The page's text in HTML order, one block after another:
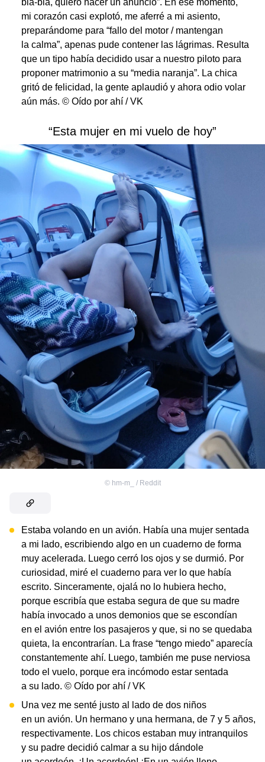
bla-bla, quiero hacer un anuncio”. En ese momento,
mi corazón casi explotó, me aferré a mi asiento,
preparándome para “fallo del motor / mantengan
la calma”, apenas pude contener las lágrimas. Resulta
que un tipo había decidido usar a nuestro piloto para
proponer matrimonio a su “media naranja”. La chica
gritó de felicidad, la gente aplaudió y ahora odio volar
aún más. © Oído por ahí / VK
“Esta mujer en mi vuelo de hoy”
© hm-m_ / Reddit
Estaba volando en un avión. Había una mujer sentada
a mi lado, escribiendo algo en un cuaderno de forma
muy acelerada. Luego cerró los ojos y se durmió. Por
curiosidad, miré el cuaderno para ver lo que había
escrito. Sinceramente, ojalá no lo hubiera hecho,
porque escribía que estaba segura de que su madre
había invocado a unos demonios que se escondían
en el avión entre los pasajeros y que, si no se quedaba
quieta, la encontrarían. La frase “tengo miedo” aparecía
constantemente ahí. Luego, también me puse nerviosa
todo el vuelo, porque era incómodo estar sentada
a su lado. © Oído por ahí / VK
Una vez me senté justo al lado de dos niños
en un avión. Un hermano y una hermana, de 7 y 5 años,
respectivamente. Los chicos estaban muy intranquilos
y su padre decidió calmar a su hijo dándole